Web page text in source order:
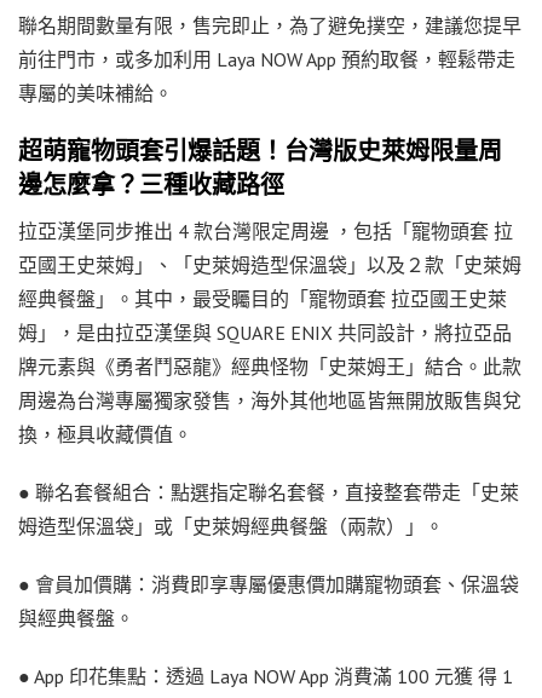
聯名期間數量有限，售完即止，為了避免撲空，建議您提早
前往門市，或多加利用 Laya NOW App 預約取餐，輕鬆帶走
專屬的美味補給。
超萌寵物頭套引爆話題！台灣版史萊姆限量周
邊怎麼拿？三種收藏路徑
拉亞漢堡同步推出 4 款台灣限定周邊 ，包括「寵物頭套 拉
亞國王史萊姆」、「史萊姆造型保溫袋」以及２款「史萊姆
經典餐盤」。其中，最受矚目的「寵物頭套 拉亞國王史萊
姆」，是由拉亞漢堡與 SQUARE ENIX 共同設計，將拉亞品
牌元素與《勇者鬥惡龍》經典怪物「史萊姆王」結合。此款
周邊為台灣專屬獨家發售，海外其他地區皆無開放販售與兌
換，極具收藏價值。
● 聯名套餐組合：點選指定聯名套餐，直接整套帶走「史萊
姆造型保溫袋」或「史萊姆經典餐盤（兩款）」。
● 會員加價購：消費即享專屬優惠價加購寵物頭套、保溫袋
與經典餐盤。
● App 印花集點：透過 Laya NOW App 消費滿 100 元獲 得 1